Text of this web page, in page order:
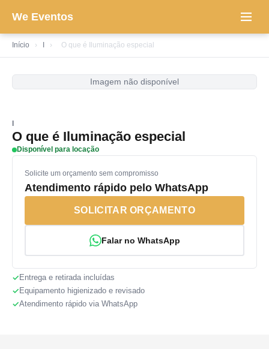
We Eventos
Início › › O que é Iluminação especial
Imagem não disponível
O que é Iluminação especial
Disponível para locação
Solicite um orçamento sem compromisso
Atendimento rápido pelo WhatsApp
SOLICITAR ORÇAMENTO
Falar no WhatsApp
Entrega e retirada incluídas
Equipamento higienizado e revisado
Atendimento rápido via WhatsApp